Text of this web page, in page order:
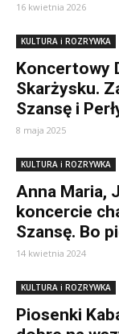
16 kwietnia 2026
KULTURA i ROZRYWKA
Koncertowy
Skarżysku.
Szansę i
8 maja 2025
KULTURA i ROZRYWKA
Anna Maria,
koncercie
Szansę. Bo
14 kwietnia 2024
KULTURA i ROZRYWKA
Piosenki